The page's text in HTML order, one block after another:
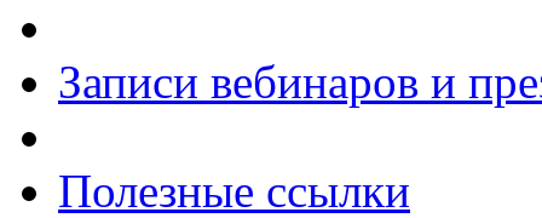
Записи вебинаров и
Полезные ссылки